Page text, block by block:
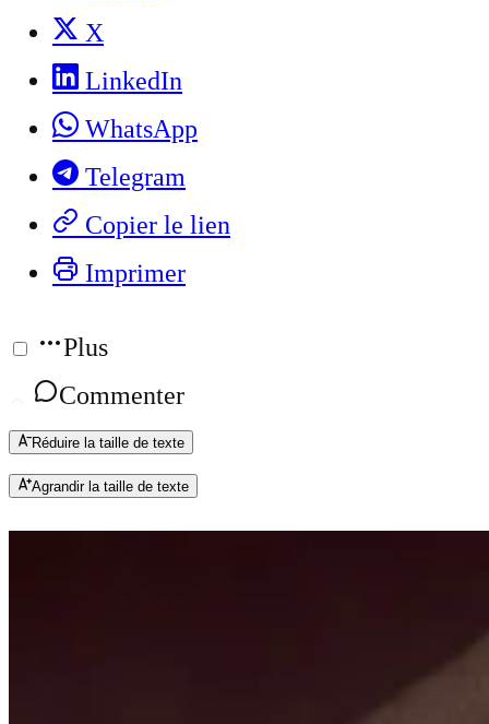
X
LinkedIn
WhatsApp
Telegram
Copier le lien
Imprimer
Plus
Commenter
Réduire la taille de texte
Agrandir la taille de texte